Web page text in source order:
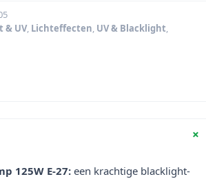
& UV, Lichteffecten UV & Blacklight
+
125W E-27: een krachtige blacklight-